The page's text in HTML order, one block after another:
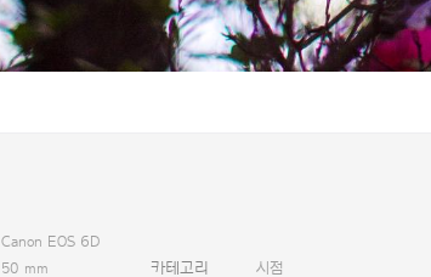
Canon EOS 6D
50 mm 카테고리
시점